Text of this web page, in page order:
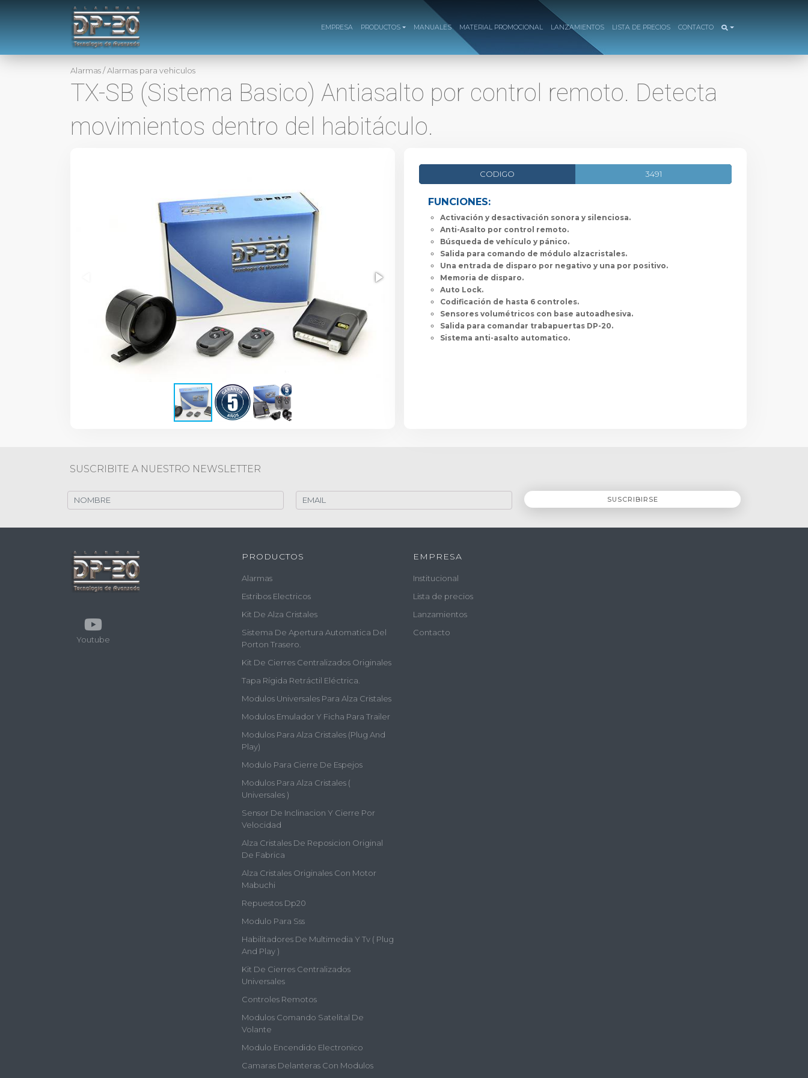
EMPRESA PRODUCTOS MANUALES MATERIAL PROMOCIONAL LANZAMIENTOS LISTA DE PRECIOS CONTACTO
Alarmas/Alarmas para vehiculos
TX-SB (Sistema Basico) Antiasalto por control remoto. Detecta
movimientos dentro del habitáculo.
CODIGO 3491
FUNCIONES:
Activación y desactivación sonora y silenciosa.
Anti-Asalto por control remoto.
Búsqueda de vehículo y pánico.
Salida para comando de módulo alzacristales.
Una entrada de disparo por negativo y una por positivo.
Memoria de disparo.
Auto Lock.
Codificación de hasta 6 controles.
Sensores volumétricos con base autoadhesiva.
Salida para comandar trabapuertas DP-20.
Sistema anti-asalto automatico.
SUSCRIBITE A NUESTRO NEWSLETTER
Youtube
PRODUCTOS
Alarmas
Estribos Electricos
Kit De Alza Cristales
Sistema De Apertura Automatica Del
Porton Trasero.
Kit De Cierres Centralizados Originales
Tapa Rígida Retráctil Eléctrica.
Modulos Universales Para Alza Cristales
Modulos Emulador Y Ficha Para Trailer
Modulos Para Alza Cristales (plug And
Play)
Modulo Para Cierre De Espejos
Modulos Para Alza Cristales (
Universales )
Sensor De Inclinacion Y Cierre Por
Velocidad
Alza Cristales De Reposicion Original
De Fabrica
Alza Cristales Originales Con Motor
Mabuchi
Repuestos Dp20
Modulo Para Sss
Habilitadores De Multimedia Y Tv ( Plug
And Play )
Kit De Cierres Centralizados
Universales
Controles Remotos
Modulos Comando Satelital De
Volante
Modulo Encendido Electronico
Camaras Delanteras Con Modulos
EMPRESA
Institucional
Lista de precios
Lanzamientos
Contacto